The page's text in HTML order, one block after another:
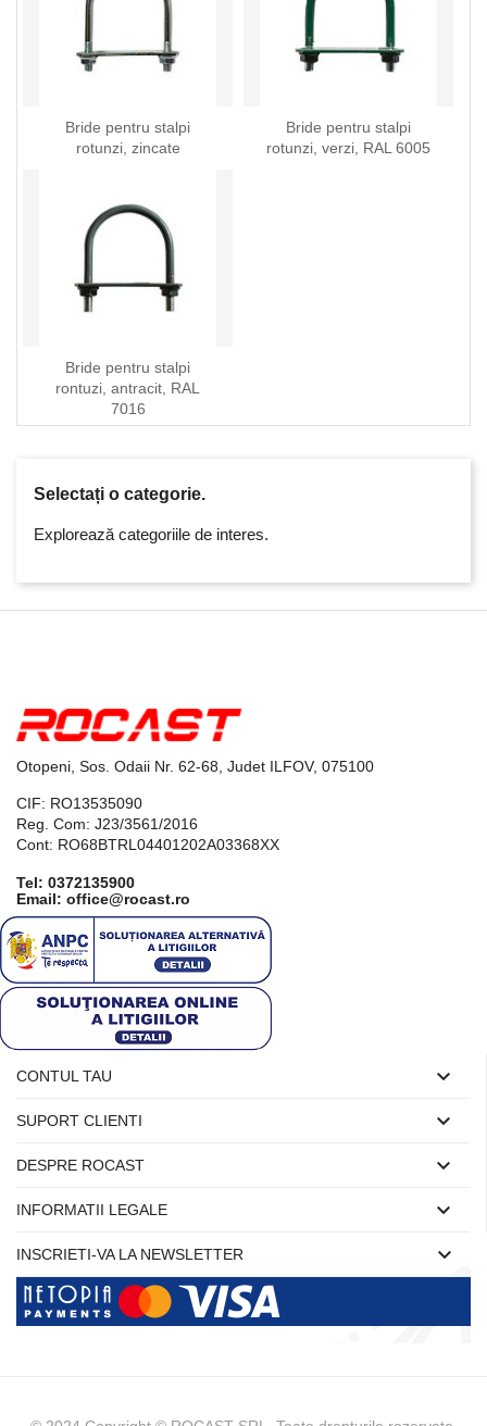
Bride pentru stalpi
rotunzi, zincate
Bride pentru stalpi
rotunzi, verzi, RAL 6005
Bride pentru stalpi
rontuzi, antracit, RAL
7016
Selectați o categorie.
Explorează categoriile de interes.
Otopeni, Sos. Odaii Nr. 62-68, Judet ILFOV, 075100
CIF: RO13535090
Reg. Com: J23/3561/2016
Cont: RO68BTRL04401202A03368XX
Tel: 0372135900
Email: office@rocast.ro
CONTUL TAU 
SUPORT CLIENTI 
DESPRE ROCAST 
INFORMATII LEGALE 
INSCRIETI-VA LA NEWSLETTER 